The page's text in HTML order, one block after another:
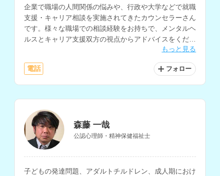
企業で職場の人間関係の悩みや、行政や大学などで就職
支援・キャリア相談を実施されてきたカウンセラーさん
です。様々な職場での相談経験をお持ちで、メンタルヘ
ルスとキャリア支援双方の視点からアドバイスをくださ
もっと見る
電話 フォロー
森藤 一哉
公認心理師・精神保健福祉士
子どもの発達問題、アダルトチルドレン、成人期におけ